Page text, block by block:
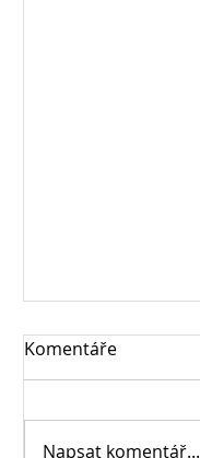
Komentáře
Napsat komentář...